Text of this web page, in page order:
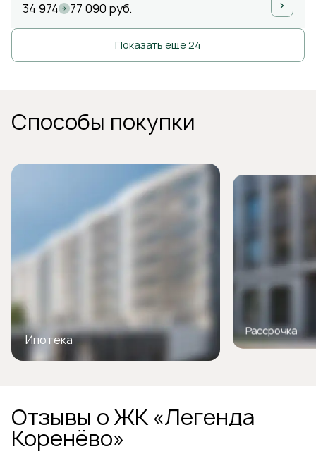
34 974 77 090 руб.
Показать еще 24
Способы покупки
Ипотека
Рассрочка
Отзывы о ЖК «Легенда
Коренёво»